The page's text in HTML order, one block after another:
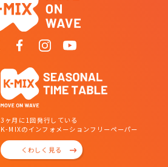
3ヶ月に1回発行している
K-MIXのインフォメーションフリーペーパー
くわしく見る